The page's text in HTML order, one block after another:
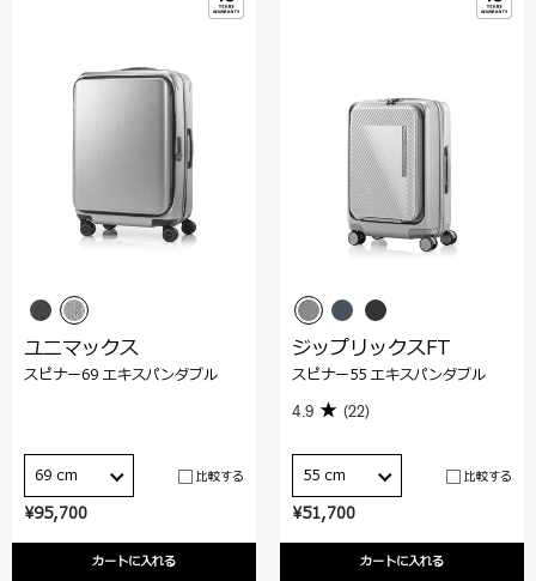
¥95,700
カートに入れる
ユニマックス
スピナー69 エキスパンダブル
69 cm 比較する
¥51,700
カートに入れる
ジップリックスFT
スピナー55 エキスパンダブル
4.9 (22)
55 cm 比較する